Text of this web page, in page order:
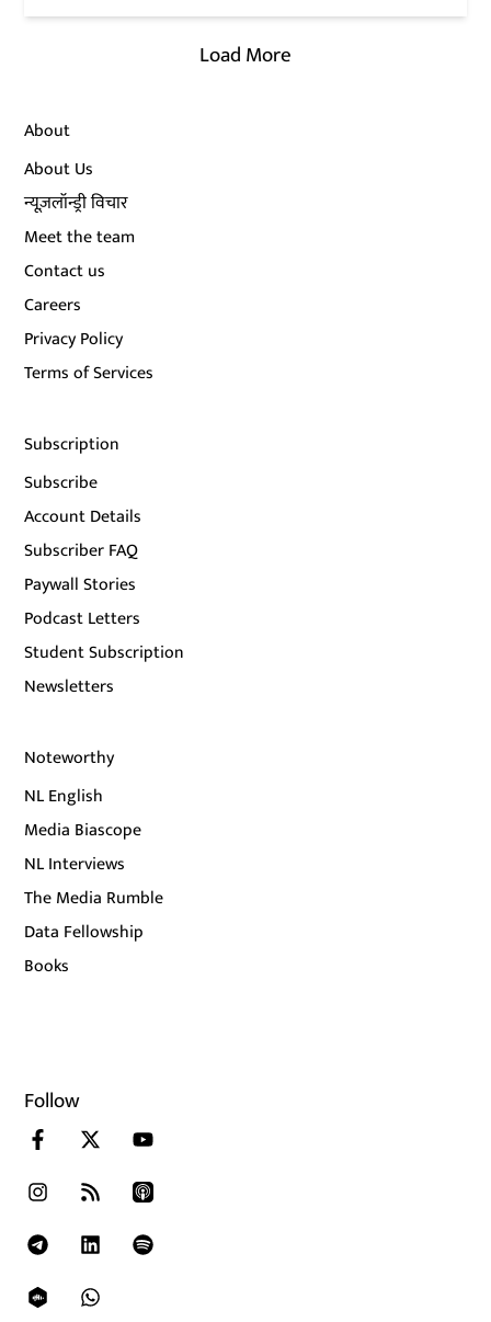
Load More
About
About Us
न्यूज़लॉन्ड्री विचार
Meet the team
Contact us
Careers
Privacy Policy
Terms of Services
Subscription
Subscribe
Account Details
Subscriber FAQ
Paywall Stories
Podcast Letters
Student Subscription
Newsletters
Noteworthy
NL English
Media Biascope
NL Interviews
The Media Rumble
Data Fellowship
Books
Follow